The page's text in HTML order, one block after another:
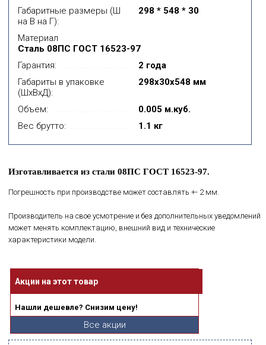
Габаритные размеры (Ш
на В на Г):
298 * 548 * 30
Материал
Сталь 08ПС ГОСТ 16523-97
Гарантия:
2 года
Габариты в упаковке
(ШхВхД):
298x30x548 мм
Объем:
0.005 м.куб.
Вес брутто:
1.1 кг
Изготавливается из стали 08ПС ГОСТ 16523-97.
Погрешность при производстве может составлять +- 2 мм.
Производитель на свое усмотрение и без дополнительных уведомлений
может менять комплектацию, внешний вид и технические
характеристики модели.
Акции на этот товар
Нашли дешевле? Снизим цену!
Все акции